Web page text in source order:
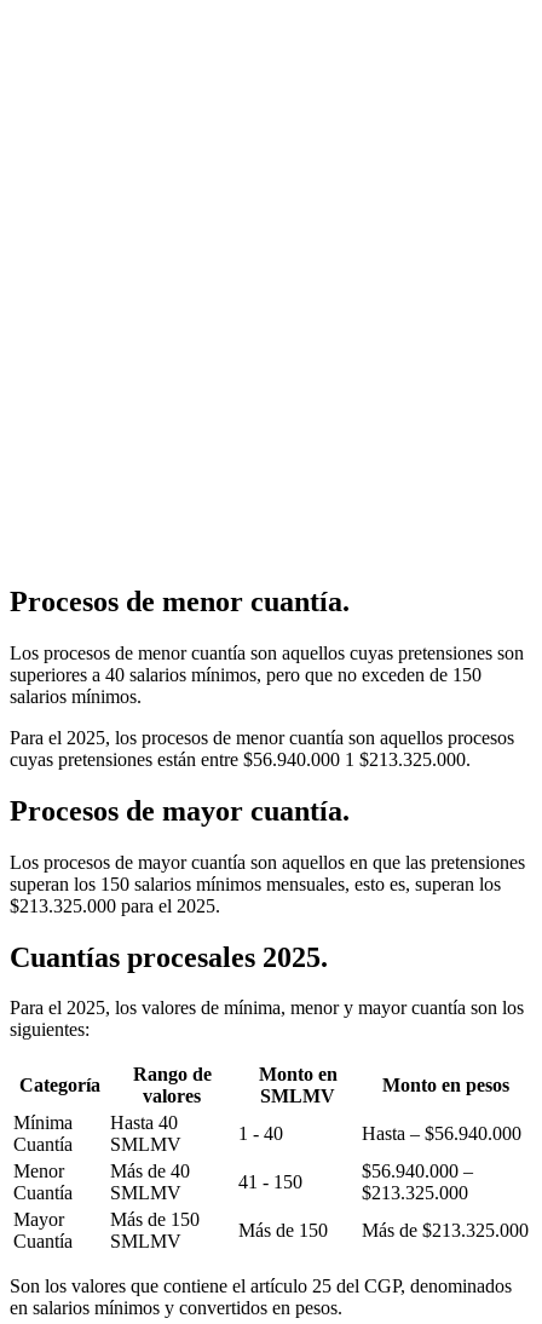
Procesos de menor cuantía.
Los procesos de menor cuantía son aquellos cuyas pretensiones son
superiores a 40 salarios mínimos, pero que no exceden de 150
salarios mínimos.
Para el 2025, los procesos de menor cuantía son aquellos procesos
cuyas pretensiones están entre $56.940.000 1 $213.325.000.
Procesos de mayor cuantía.
Los procesos de mayor cuantía son aquellos en que las pretensiones
superan los 150 salarios mínimos mensuales, esto es, superan los
$213.325.000 para el 2025.
Cuantías procesales 2025.
Para el 2025, los valores de mínima, menor y mayor cuantía son los
siguientes:
Categoría
Rango de
valores
Monto en
SMLMV
Monto en pesos
Mínima
Cuantía
Hasta 40
SMLMV
1 - 40
Hasta – $56.940.000
Menor
Cuantía
Más de 40
SMLMV
41 - 150
$56.940.000 –
$213.325.000
Mayor
Cuantía
Más de 150
SMLMV
Más de 150 Más de $213.325.000
Son los valores que contiene el artículo 25 del CGP, denominados
en salarios mínimos y convertidos en pesos.